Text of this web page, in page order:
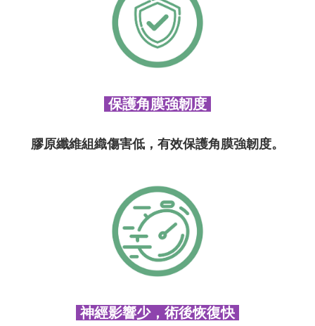
保護角膜強韌度
膠原纖維組織傷害低，有效保護角膜強韌度。
神經影響少，術後恢復快